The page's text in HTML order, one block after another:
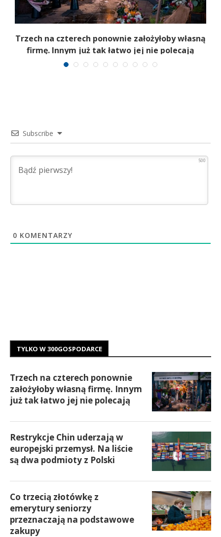
Trzech na czterech ponownie założyłoby własną
firmę. Innym już tak łatwo jej nie polecają
Subscribe
500
0 KOMENTARZY
TYLKO W 300GOSPODARCE
Trzech na czterech ponownie
założyłoby własną firmę. Innym
już tak łatwo jej nie polecają
Restrykcje Chin uderzają w
europejski przemysł. Na liście
są dwa podmioty z Polski
Co trzecią złotówkę z
emerytury seniorzy
przeznaczają na podstawowe
zakupy